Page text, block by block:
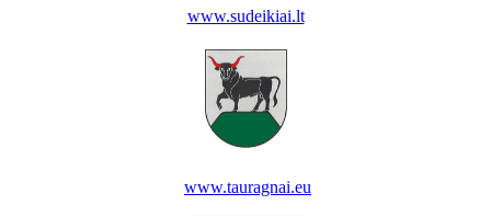
www.sudeikiai.lt
www.tauragnai.eu